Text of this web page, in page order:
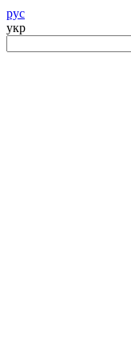
рус
укр